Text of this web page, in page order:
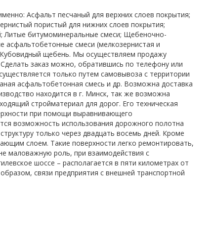
Асфальт песчаный для верхних слоев покрытия;
пористый для нижних слоев покрытия;
Литые битумоминеральные смеси; Щебеночно-
асфальтобетонные смеси (мелкозернистая и
щебень. Мы осуществляем продажу
заказ можно, обратившись по телефону или
только путем самовывоза с территории
асфальтобетонная смесь и др. Возможна доставка
находится в г. Минск, так же возможна
стройматериал для дорог. Его техническая
при помощи выравнивающего
возможность использования дорожного полотна
только через двадцать восемь дней. Кроме
слоем. Такие поверхности легко ремонтировать,
маловажную роль, при взаимодействия с
шоссе – располагается в пяти километрах от
связи предприятия с внешней транспортной